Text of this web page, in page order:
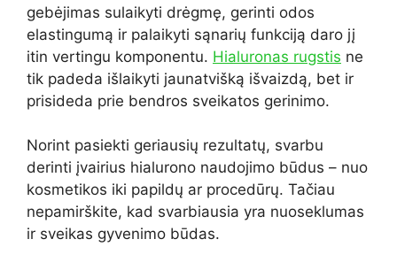
gebėjimas sulaikyti drėgmę, gerinti odos
elastingumą ir palaikyti sąnarių funkciją daro jį
itin vertingu komponentu. Hialuronas rugstis ne
tik padeda išlaikyti jaunatvišką išvaizdą, bet ir
prisideda prie bendros sveikatos gerinimo.
Norint pasiekti geriausių rezultatų, svarbu
derinti įvairius hialurono naudojimo būdus – nuo
kosmetikos iki papildų ar procedūrų. Tačiau
nepamirškite, kad svarbiausia yra nuoseklumas
ir sveikas gyvenimo būdas.